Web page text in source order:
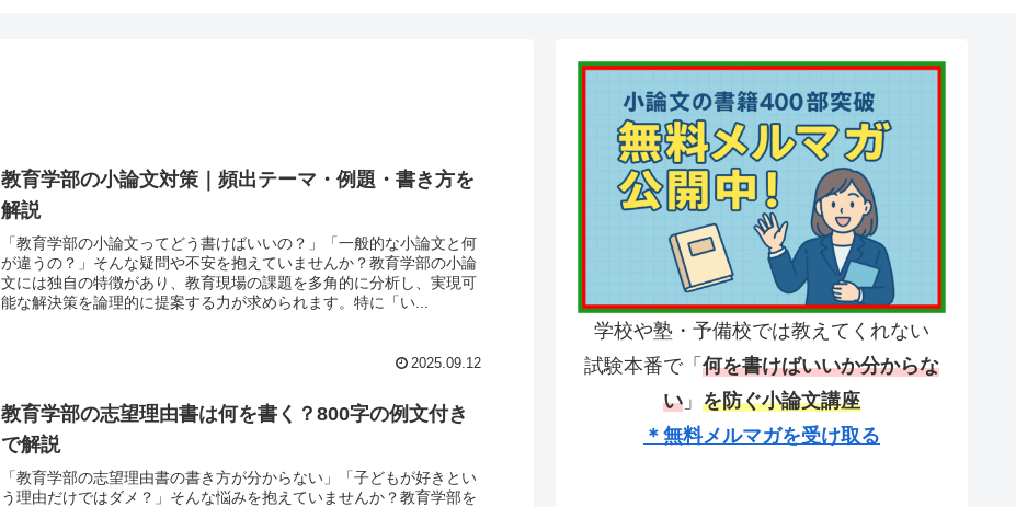
教育学部の小論文対策｜頻出テーマ・例題・書き方を
解説
「教育学部の小論文ってどう書けばいいの？」「一般的な小論文と何
が違うの？」そんな疑問や不安を抱えていませんか？教育学部の小論
文には独自の特徴があり、教育現場の課題を多角的に分析し、実現可
能な解決策を論理的に提案する力が求められます。特に「い...
2025.09.12
教育学部の志望理由書は何を書く？800字の例文付き
で解説
「教育学部の志望理由書の書き方が分からない」「子どもが好きとい
う理由だけではダメ？」そんな悩みを抱えていませんか？教育学部を
学校や塾・予備校では教えてくれない
試験本番で「 何を書けばいいか分からな
い 」 を防ぐ小論文講座
＊無料メルマガを受け取る